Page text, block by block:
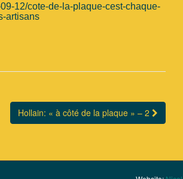
12/cote-de-la-plaque-cest-chaque-
artisans
Hollain: « à côté de la plaque » – 2